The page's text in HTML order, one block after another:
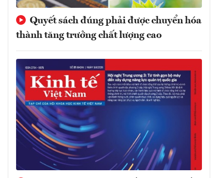
Quyết sách đúng phải được chuyển hóa
thành tăng trưởng chất lượng cao